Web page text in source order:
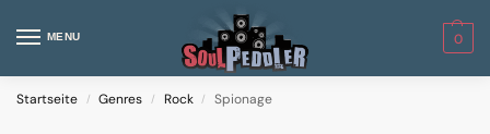
MENU 0
Startseite / Genres / Rock / Spionage